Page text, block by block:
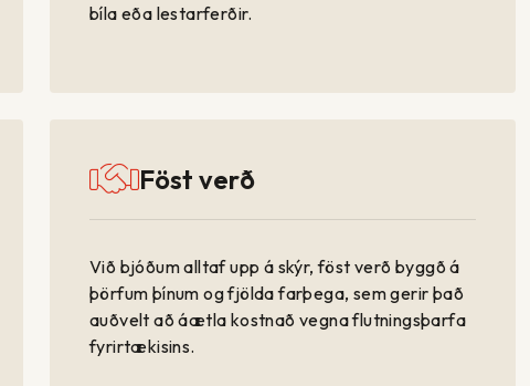
bíla eða lestarferðir.
Föst verð
Við bjóðum alltaf upp á skýr, föst verð byggð á
þörfum þínum og fjölda farþega, sem gerir það
auðvelt að áætla kostnað vegna flutningsþarfa
fyrirtækisins.